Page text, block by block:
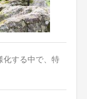
化する中で、特